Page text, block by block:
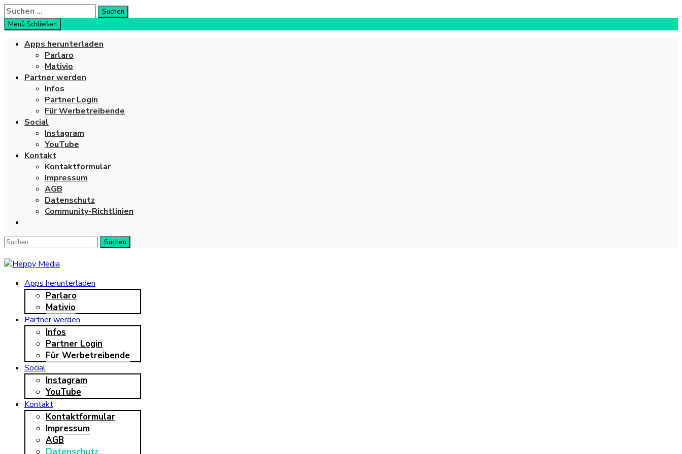
Suche
nach:
Suchen
Menü Schließen
Apps herunterladen
Parlaro
Mativio
Partner werden
Infos
Partner Login
Für Werbetreibende
Social
Instagram
YouTube
Kontakt
Kontaktformular
Impressum
AGB
Datenschutz
Community-Richtlinien
Suche
Suchen
Heppy Media
Neue Leute kennenlernen, ehrlich & unkompliziert
Apps herunterladen
Parlaro
Mativio
Partner werden
Infos
Partner Login
Für Werbetreibende
Social
Instagram
YouTube
Kontakt
Kontaktformular
Impressum
AGB